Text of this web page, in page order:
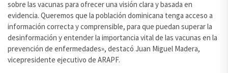
sobre las vacunas para ofrecer una visión clara y basada en
evidencia. Queremos que la población dominicana tenga acceso a
información correcta y comprensible, para que puedan superar la
desinformación y entender la importancia vital de las vacunas en la
prevención de enfermedades», destacó Juan Miguel Madera,
vicepresidente ejecutivo de ARAPF.